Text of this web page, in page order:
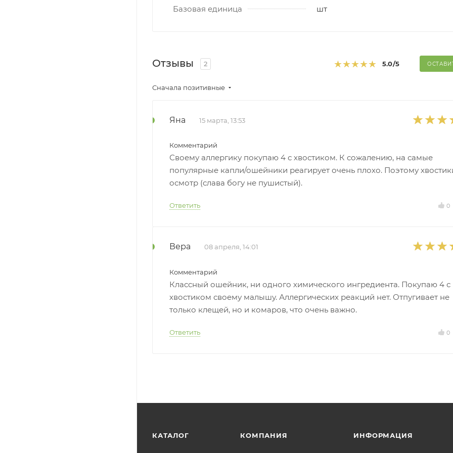
Базовая единица
шт
Отзывы 2 5.0/5
Сначала позитивные
Яна 15 марта, 13:53
Комментарий
Своему аллергику покупаю 4 с хвостиком. К сожалению, на самые
популярные капли/ошейники реагирует очень плохо. Поэтому
осмотр (слава богу не пушистый).
Ответить 0
Вера 08 апреля, 14:01
Комментарий
Классный ошейник, ни одного химического ингредиента. Покупаю 4 с
хвостиком своему малышу. Аллергических реакций нет. Отпугивает не
только клещей, но и комаров, что очень важно.
Ответить 0
КАТАЛОГ КОМПАНИЯ ИНФОРМАЦИЯ